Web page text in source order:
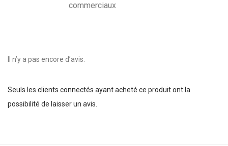
commerciaux
Il n’y a pas encore d’avis.
Seuls les clients connectés ayant acheté ce produit ont la
possibilité de laisser un avis.